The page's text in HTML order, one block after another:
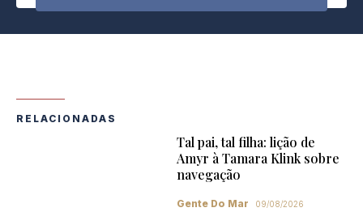
RELACIONADAS
Tal pai, tal filha: lição de
Amyr à Tamara Klink sobre
navegação
Gente Do Mar 09/08/2026